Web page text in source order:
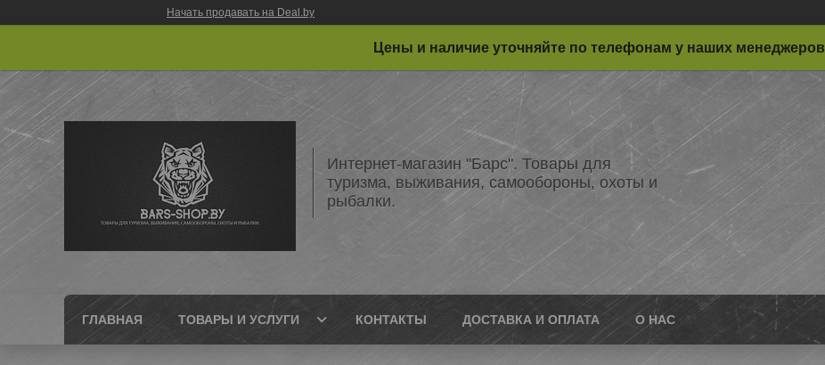
Начать продавать на Deal.by
Цены и наличие уточняйте по телефонам у наших менеджеров
Интернет-магазин "Барс". Товары для
туризма, выживания, самообороны, охоты и
рыбалки.
ГЛАВНАЯ ТОВАРЫ И УСЛУГИ КОНТАКТЫ ДОСТАВКА И ОПЛАТА О НАС